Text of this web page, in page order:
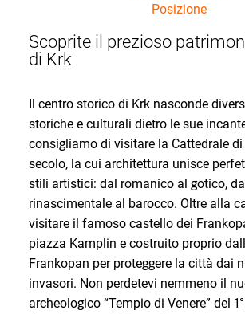
Posizione
Scoprite il prezioso
di Krk
Il centro storico di Krk nasconde
storiche e culturali dietro le sue
consigliamo di visitare la Cattedrale di
secolo, la cui architettura unisce
stili artistici: dal romanico al gotico,
rinascimentale al barocco. Oltre alla
visitare il famoso castello dei
piazza Kamplin e costruito proprio
Frankopan per proteggere la città dai
invasori. Non perdetevi nemmeno il
archeologico “Tempio di Venere” del